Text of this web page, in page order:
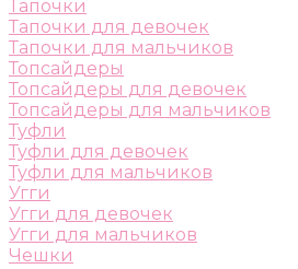
Тапочки
Тапочки для девочек
Тапочки для мальчиков
Топсайдеры
Топсайдеры для девочек
Топсайдеры для мальчиков
Туфли
Туфли для девочек
Туфли для мальчиков
Угги
Угги для девочек
Угги для мальчиков
Чешки